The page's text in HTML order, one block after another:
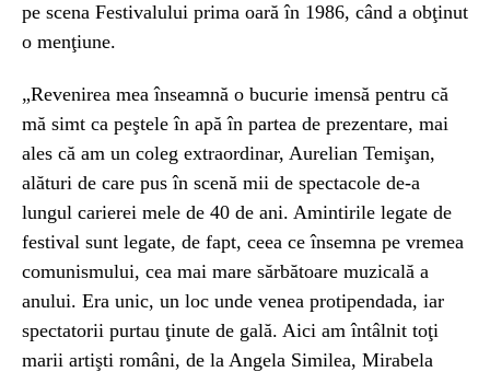
pe scena Festivalului prima oară în 1986, când a obţinut
o menţiune.
„Revenirea mea înseamnă o bucurie imensă pentru că
mă simt ca peştele în apă în partea de prezentare, mai
ales că am un coleg extraordinar, Aurelian Temişan,
alături de care pus în scenă mii de spectacole de-a
lungul carierei mele de 40 de ani. Amintirile legate de
festival sunt legate, de fapt, ceea ce însemna pe vremea
comunismului, cea mai mare sărbătoare muzicală a
anului. Era unic, un loc unde venea protipendada, iar
spectatorii purtau ţinute de gală. Aici am întâlnit toţi
marii artişti români, de la Angela Similea, Mirabela